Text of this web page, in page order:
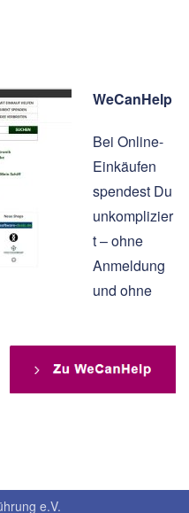
WeCanHelp
Bei Online-
Einkäufen
spendest Du
unkomplizier
t – ohne
Anmeldung
und ohne
e.V.